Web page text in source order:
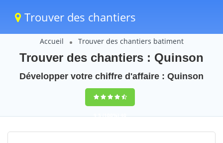
Trouver des chantiers
Accueil Trouver des chantiers batiment
Trouver des chantiers : Quinson
Développer votre chiffre d'affaire : Quinson
9,5(100%)40
votes